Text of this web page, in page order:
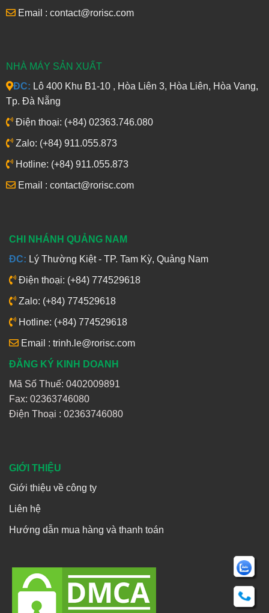
Email : contact@rorisc.com
NHÀ MÁY SẢN XUẤT
ĐC: Lô 400 Khu B1-10 , Hòa Liên 3, Hòa Liên, Hòa Vang,
Tp. Đà Nẵng
Điện thoại: (+84) 02363.746.080
Zalo: (+84) 911.055.873
Hotline: (+84) 911.055.873
Email : contact@rorisc.com
CHI NHÁNH QUẢNG NAM
ĐC: Lý Thường Kiệt - TP. Tam Kỳ, Quảng Nam
Điện thoại: (+84) 774529618
Zalo: (+84) 774529618
Hotline: (+84) 774529618
Email : trinh.le@rorisc.com
ĐĂNG KÝ KINH DOANH
Mã Số Thuế: 0402009891
Fax: 02363746080
Điện Thoại : 02363746080
GIỚI THIỆU
Giới thiệu về công ty
Liên hệ
Hướng dẫn mua hàng và thanh toán